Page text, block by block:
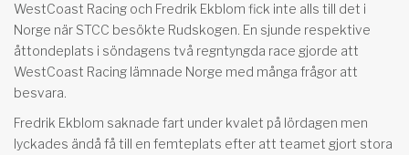
WestCoast Racing och Fredrik Ekblom fick inte alls till det i
Norge när STCC besökte Rudskogen. En sjunde respektive
åttondeplats i söndagens två regntyngda race gjorde att
WestCoast Racing lämnade Norge med många frågor att
besvara.
Fredrik Ekblom saknade fart under kvalet på lördagen men
lyckades ändå få till en femteplats efter att teamet gjort stora